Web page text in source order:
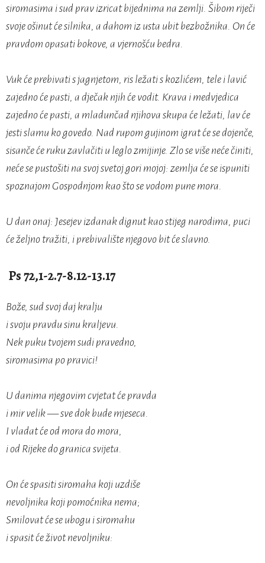
siromasima i sud prav izricat bijednima na zemlji. Šibom riječi
svoje ošinut će silnika, a dahom iz usta ubit bezbožnika. On će
pravdom opasati bokove, a vjernošću bedra.
Vuk će prebivati s jagnjetom, ris ležati s kozlićem, tele i lavić
zajedno će pasti, a dječak njih će vodit. Krava i medvjedica
zajedno će pasti, a mladunčad njihova skupa će ležati, lav će
jesti slamu ko govedo. Nad rupom gujinom igrat će se dojenče,
sisanče će ruku zavlačiti u leglo zmijinje. Zlo se više neće činiti,
neće se pustošiti na svoj svetoj gori mojoj: zemlja će se ispuniti
spoznajom Gospodnjom kao što se vodom pune mora.
U dan onaj: Jesejev izdanak dignut kao stijeg narodima, puci
će željno tražiti, i prebivalište njegovo bit će slavno.
Ps 72,1-2.7-8.12-13.17
Bože, sud svoj daj kralju
i svoju pravdu sinu kraljevu.
Nek puku tvojem sudi pravedno,
siromasima po pravici!
U danima njegovim cvjetat će pravda
i mir velik — sve dok bude mjeseca.
I vladat će od mora do mora,
i od Rijeke do granica svijeta.
On će spasiti siromaha koji uzdiše
nevoljnika koji pomoćnika nema;
Smilovat će se ubogu i siromahu
i spasit će život nevoljniku: